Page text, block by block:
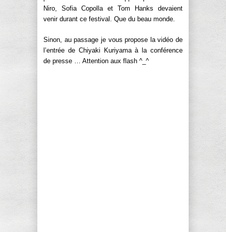
Niro, Sofia Copolla et Tom Hanks devaient
venir durant ce festival. Que du beau monde.
Sinon, au passage je vous propose la vidéo de
l’entrée de Chiyaki Kuriyama à la conférence
de presse … Attention aux flash ^_^